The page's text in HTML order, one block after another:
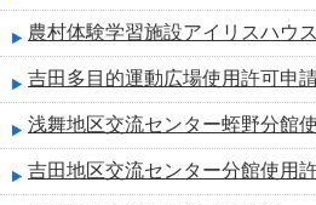
農村体験学習施設アイリスハウ
吉田多目的運動広場使用許可申
浅舞地区交流センター蛭野分館
吉田地区交流センター分館使用